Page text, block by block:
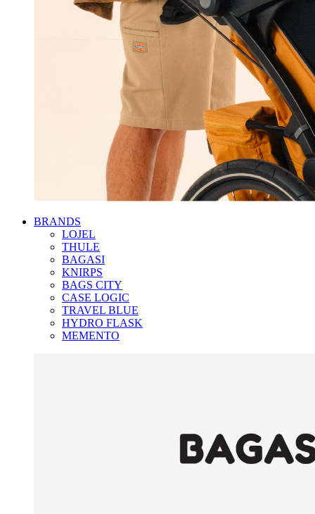
BRANDS
LOJEL
THULE
BAGASI
KNIRPS
BAGS CITY
CASE LOGIC
TRAVEL BLUE
HYDRO FLASK
MEMENTO